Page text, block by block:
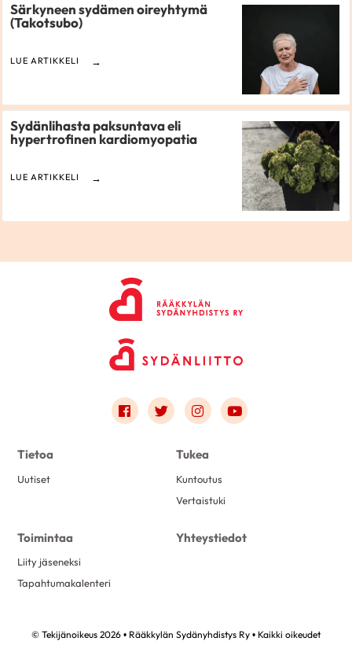
Särkyneen sydämen oireyhtymä
(Takotsubo)
LUE ARTIKKELI
Sydänlihasta paksuntava eli
hypertrofinen kardiomyopatia
LUE ARTIKKELI
Link to facebook
Link to twitter
Link to instagram
Link to youtube
Tietoa
Uutiset
Tukea
Kuntoutus
Vertaistuki
Toimintaa
Liity jäseneksi
Tapahtumakalenteri
Yhteystiedot
© Tekijänoikeus 2026 • Rääkkylän Sydänyhdistys Ry • Kaikki oikeudet